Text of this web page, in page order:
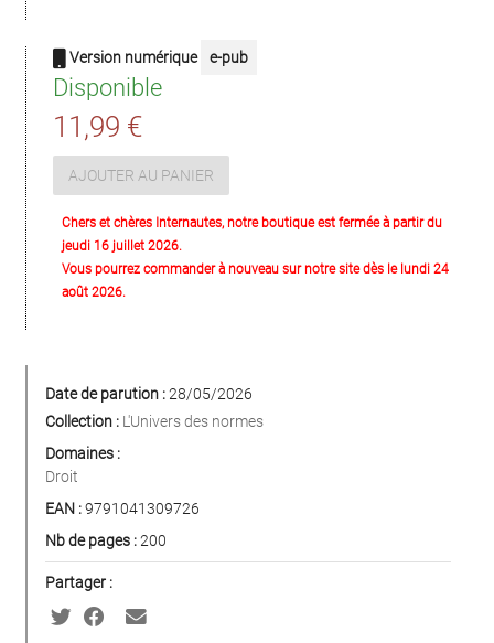
Version numérique e-pub
Disponible
11,99 €
AJOUTER AU PANIER
Chers et chères Internautes, notre boutique est fermée à partir du
jeudi 16 juillet 2026.
Vous pourrez commander à nouveau sur notre site dès le lundi 24
août 2026.
Date de parution :28/05/2026
Collection : L'Univers des normes
Domaines :
Droit
EAN :9791041309726
Nb de pages :200
Partager :